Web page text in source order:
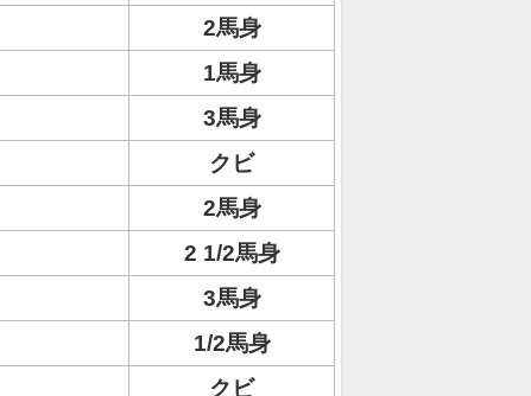
2馬身
1馬身
3馬身
クビ
2馬身
2 1/2馬身
3馬身
1/2馬身
クビ